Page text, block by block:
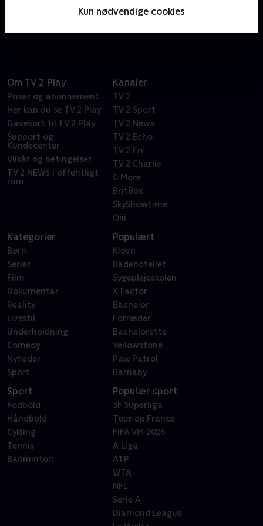
Kun nødvendige cookies
superstjerner, når vi viser masser af tennis fra ATP-
Om TV 2 Play
Priser og abonnement
Her kan du se TV 2 Play
Gavekort til TV 2 Play
Support og
Kundecenter
Vilkår og betingelser
TV 2 NEWS i offentligt
rum
Kanaler
TV 2
TV 2 Sport
TV 2 News
TV 2 Echo
TV 2 Fri
TV 2 Charlie
C More
BritBox
SkyShowtime
Oiii
Kategorier
Børn
Serier
Film
Dokumentar
Reality
Livsstil
Underholdning
Comedy
Nyheder
Sport
Populært
Klovn
Badehotellet
Sygeplejeskolen
X Factor
Bachelor
Forræder
Bachelorette
Yellowstone
Paw Patrol
Barnaby
Sport
Fodbold
Håndbold
Cykling
Tennis
Badminton
Populær sport
3F Superliga
Tour de France
FIFA VM 2026
A Liga
ATP
WTA
NFL
Serie A
Diamond League